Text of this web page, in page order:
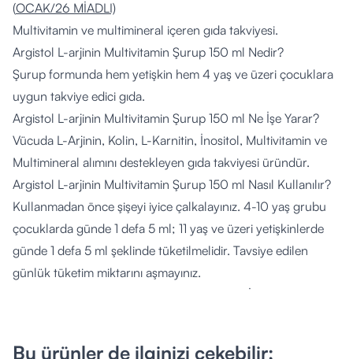
(OCAK/26 MİADLI)
Multivitamin ve multimineral içeren gıda takviyesi.
Argistol L-arjinin Multivitamin Şurup 150 ml Nedir?
Şurup formunda hem yetişkin hem 4 yaş ve üzeri çocuklara
uygun takviye edici gıda.
Argistol L-arjinin Multivitamin Şurup 150 ml Ne İşe Yarar?
Vücuda L-Arjinin, Kolin, L-Karnitin, İnositol, Multivitamin ve
Multimineral alımını destekleyen gıda takviyesi üründür.
Argistol L-arjinin Multivitamin Şurup 150 ml Nasıl Kullanılır?
Kullanmadan önce şişeyi iyice çalkalayınız. 4-10 yaş grubu
çocuklarda günde 1 defa 5 ml; 11 yaş ve üzeri yetişkinlerde
günde 1 defa 5 ml şeklinde tüketilmelidir. Tavsiye edilen
günlük tüketim miktarını aşmayınız.
Argistol L-arjinin Multivitamin Şurup 150 ml İçeriği
Bu ürünler de ilginizi çekebilir;